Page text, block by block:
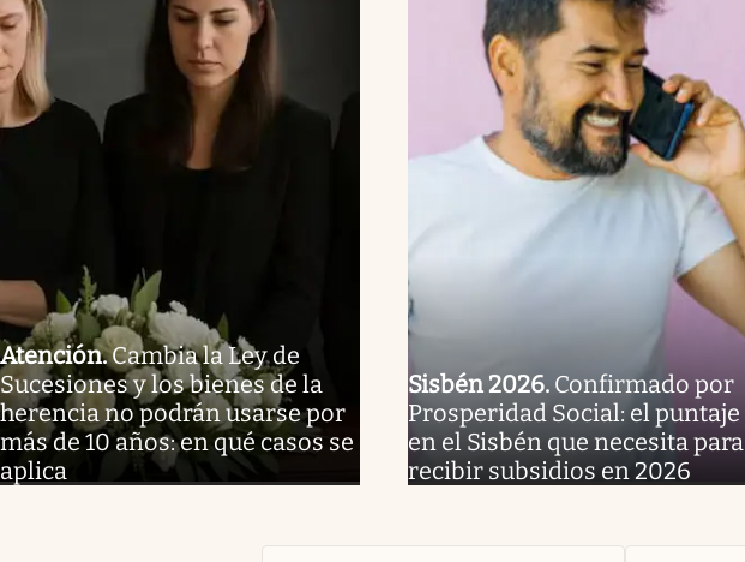
Atención.Cambia la Ley de
Sucesiones y los bienes de la
herencia no podrán usarse por
más de 10 años: en qué casos se
aplica
Sisbén 2026. Confirmado por
Prosperidad Social: el puntaje
en el Sisbén que necesita para
recibir subsidios en 2026